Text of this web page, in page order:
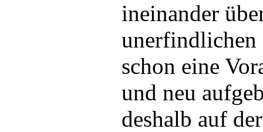
ineinander
unerfindlichen
schon eine
und neu
deshalb auf